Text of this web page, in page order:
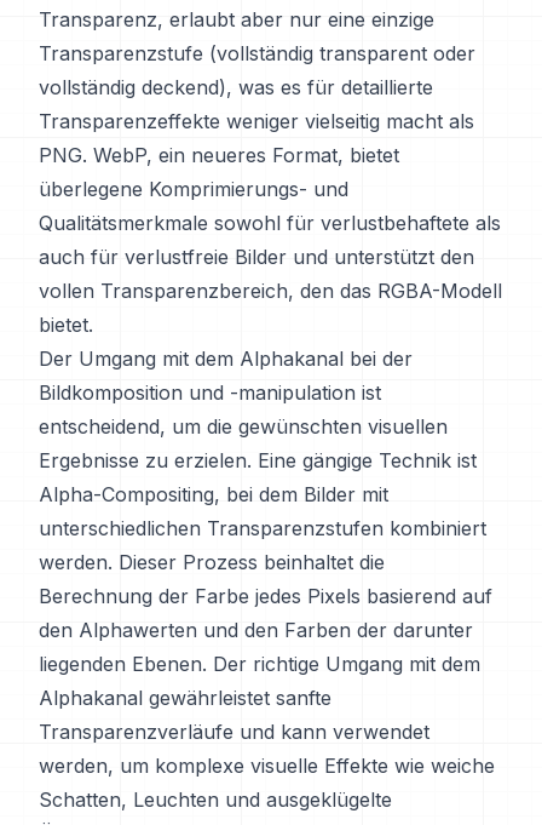
Transparenz, erlaubt aber nur eine einzige
Transparenzstufe (vollständig transparent oder
vollständig deckend), was es für detaillierte
Transparenzeffekte weniger vielseitig macht als
PNG. WebP, ein neueres Format, bietet
überlegene Komprimierungs- und
Qualitätsmerkmale sowohl für verlustbehaftete als
auch für verlustfreie Bilder und unterstützt den
vollen Transparenzbereich, den das RGBA-Modell
bietet.
Der Umgang mit dem Alphakanal bei der
Bildkomposition und -manipulation ist
entscheidend, um die gewünschten visuellen
Ergebnisse zu erzielen. Eine gängige Technik ist
Alpha-Compositing, bei dem Bilder mit
unterschiedlichen Transparenzstufen kombiniert
werden. Dieser Prozess beinhaltet die
Berechnung der Farbe jedes Pixels basierend auf
den Alphawerten und den Farben der darunter
liegenden Ebenen. Der richtige Umgang mit dem
Alphakanal gewährleistet sanfte
Transparenzverläufe und kann verwendet
werden, um komplexe visuelle Effekte wie weiche
Schatten, Leuchten und ausgeklügelte